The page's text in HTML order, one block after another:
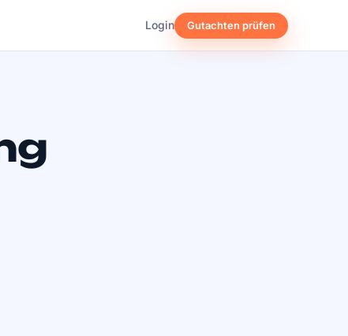
Login Gutachten prüfen